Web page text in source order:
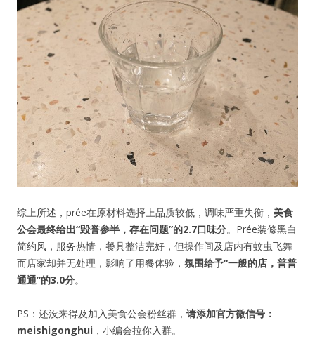
综上所述，prée在原材料选择上品质较低，调味严重失衡， 美食
公会最终给出“毁誉参半，存在问题”的2.7口味分。Prée装修黑白
简约风，服务热情，餐具整洁完好，但操作间及店内有蚊虫飞舞
而店家却并无处理，影响了用餐体验， 氛围给予“一般的店，普普
通通”的3.0分。
PS：还没来得及加入美食公会粉丝群， 请添加官方微信号：
meishigonghui ，小编会拉你入群。